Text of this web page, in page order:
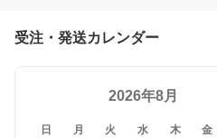
受注・発送カレンダー
2026年8月
日 月 火 水 木 金